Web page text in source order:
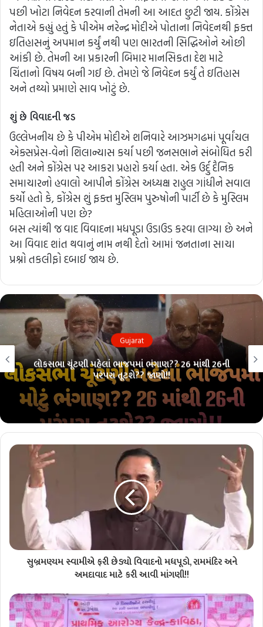
પછી ખોટા નિવેદન કરવાની તેમની આ આદત છુટી જાય. કોંગ્રેસ
નેતાએ કહ્યું હતું કે પીએમ નરેન્દ્ર મોદીએ પોતાના નિવેદનથી ફક્ત
ઇતિહાસનું અપમાન કર્યું નથી પણ ભારતની સિદ્ધિઓને ઓછી
આંકી છે. તેમની આ પ્રકારની બિમાર માનસિકતા દેશ માટે
ચિંતાનો વિષય બની ગઈ છે. તેમણે જે નિવેદન કર્યું તે ઇતિહાસ
અને તથ્યો પ્રમાણે સાવ ખોટું છે.
શું છે વિવાદની જડ
ઉલ્લેખનીય છે કે પીએમ મોદીએ શનિવારે આઝમગઢમાં પૂર્વાંચલ
એક્સપ્રેસ-વેનો શિલાન્યાસ કર્યા પછી જનસભાને સંબોધિત કરી
હતી અને કોંગ્રેસ પર આકરા પ્રહારો કર્યા હતા. એક ઉર્દુ દૈનિક
સમાચારનો હવાલો આપીને કોંગ્રેસ અધ્યક્ષ રાહુલ ગાંધીને સવાલ
કર્યો હતો કે, કોંગ્રેસ શું ફક્ત મુસ્લિમ પુરુષોની પાર્ટી છે કે મુસ્લિમ
મહિલાઓની પણ છે?
બસ ત્યાંથી જ વાદ વિવાદના મધપૂડા ઉડાઉડ કરવા લાગ્યા છે અને
આ વિવાદ શાંત થવાનું નામ નથી દેતો આમાં જનતાના સાચા
પ્રશ્નો તકલીફો દબાઈ જાય છે.
Gujarat
લોકસભા ચૂંટણી પહેલાં ભાજપમાં ભંગાણ?? 26 માંથી 26ની
પરંપરા તૂટશે?? જાણો!!
સુબ્રમણ્યમ સ્વામીએ ફરી છેડ્યો વિવાદનો મધપૂડો, રામમંદિર અને
અમદાવાદ માટે કરી આવી માંગણી!!